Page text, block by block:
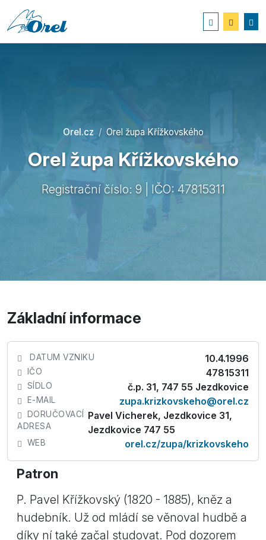
Orel.cz Orel župa Křížkovského
Orel župa Křížkovského
Registrační číslo: 9 | IČO: 47815311
Základní informace
DATUM VZNIKU 10.4.1996
IČO 47815311
SÍDLO č.p. 31, 747 55 Jezdkovice
E-MAIL zupa.krizkovskeho@orel.cz
DORUČOVACÍ
ADRESA
Pavel Vicherek, Jezdkovice 31,
Jezdkovice 747 55
WEB orel.cz/zupa/krizkovskeho
Patron
P. Pavel Křížkovský (1820 - 1885), kněz a
hudebník. Už od mládí se věnoval hudbě a
díky ní také začal studovat. Pod dozorem